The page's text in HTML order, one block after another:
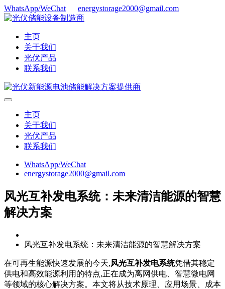
WhatsApp/WeChat energystorage2000@gmail.com
主页
关于我们
光伏产品
联系我们
主页
关于我们
光伏产品
联系我们
WhatsApp/WeChat
energystorage2000@gmail.com
风光互补发电系统：未来清洁能源的智慧
解决方案
风光互补发电系统：未来清洁能源的智慧解决方案
在可再生能源快速发展的今天,风光互补发电系统凭借其稳定
供电和高效能源利用的特点,正在成为离网供电、智慧微电网
等领域的核心解决方案。本文将从技术原理、应用场景、成本